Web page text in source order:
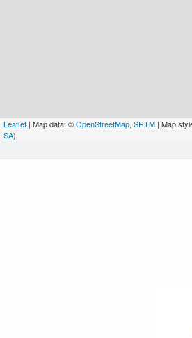
Leaflet | Map data: ©OpenStreetMap, SRTM | Map
SA)